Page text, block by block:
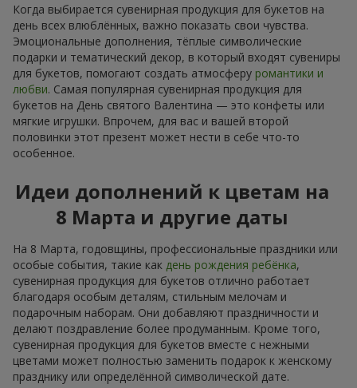
Когда выбирается сувенирная продукция для букетов на
день всех влюблённых, важно показать свои чувства.
Эмоциональные дополнения, тёплые символические
подарки и тематический декор, в который входят сувениры
для букетов, помогают создать атмосферу романтики и
любви. Самая популярная сувенирная продукция для
букетов на День святого Валентина — это конфеты или
мягкие игрушки. Впрочем, для вас и вашей второй
половинки этот презент может нести в себе что-то
особенное.
Идеи дополнений к цветам на
8 Марта и другие даты
На 8 Марта, годовщины, профессиональные праздники или
особые события, такие как день рождения ребёнка,
сувенирная продукция для букетов отлично работает
благодаря особым деталям, стильным мелочам и
подарочным наборам. Они добавляют праздничности и
делают поздравление более продуманным. Кроме того,
сувенирная продукция для букетов вместе с нежными
цветами может полностью заменить подарок к женскому
празднику или определённой символической дате.